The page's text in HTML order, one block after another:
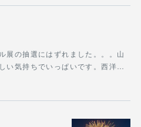
展の抽選にはずれました。。。山
い気持ちでいっぱいです。西洋…